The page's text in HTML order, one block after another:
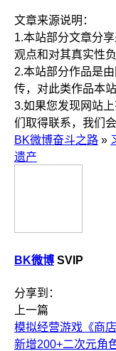
文章来源说明：
1.本站部分文章分
观点和对其真实性
2.本站部分作品是
传，对此类作品本
3.如果您发现网站
们取得联系，我们
BK微博奋斗之路 »
遗产
BK微博 SVIP
分享到：
上一篇
模拟经营游戏《商
新增200+二次元角